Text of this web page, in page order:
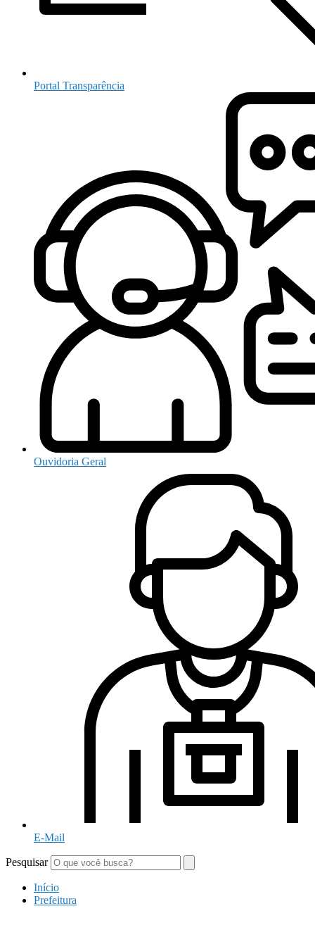
Portal Transparência
Ouvidoria Geral
E-Mail
Pesquisar
Início
Prefeitura